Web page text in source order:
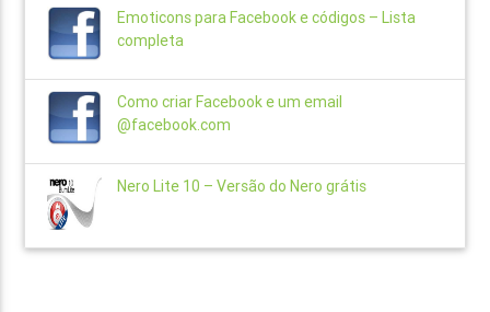
Emoticons para Facebook e códigos – Lista
completa
Como criar Facebook e um email
@facebook.com
Nero Lite 10 – Versão do Nero grátis